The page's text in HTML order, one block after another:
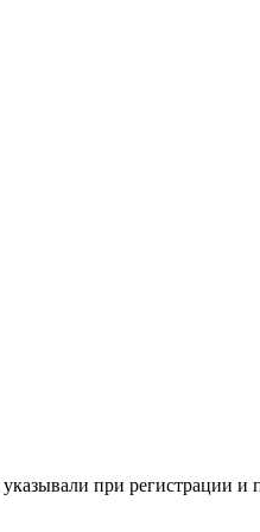
при регистрации и